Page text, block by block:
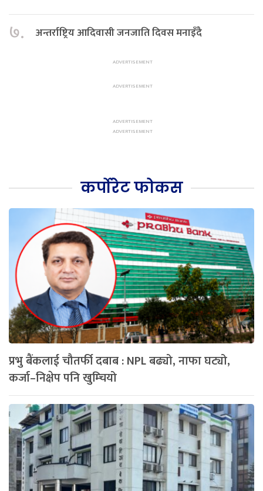
७. अन्तर्राष्ट्रिय आदिवासी जनजाति दिवस मनाइँदै
कर्पोरेट फोकस
प्रभु बैंकलाई चौतर्फी दबाब : NPL बढ्यो, नाफा घट्यो,
कर्जा–निक्षेप पनि खुम्चियो